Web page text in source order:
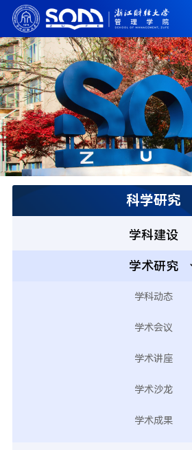
科学研究
学科建设
学术研究
学科动态
学术会议
学术讲座
学术沙龙
学术成果